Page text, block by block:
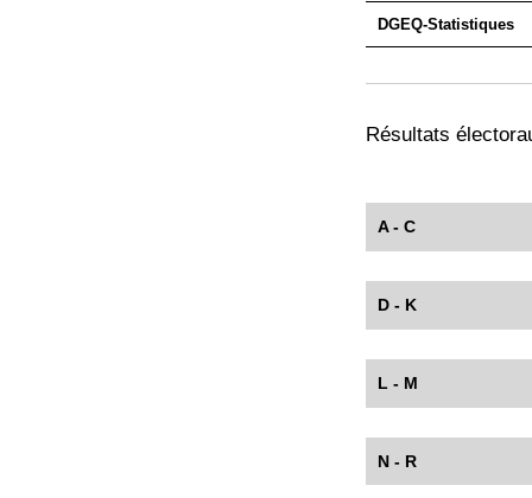
DGEQ-Statistiques
Résultats
A - C
D - K
L - M
N - R